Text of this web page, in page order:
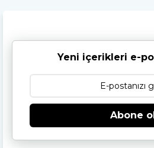
Yeni içerikleri e-
Abone ol